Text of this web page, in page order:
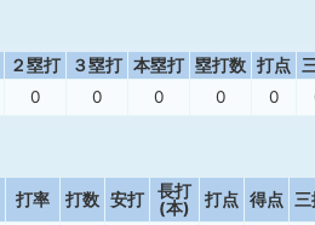
２塁打 ３塁打 本塁打 塁打数 打点
0 0 0 0 0
打率 打数 安打
長打
(本)
打点 得点